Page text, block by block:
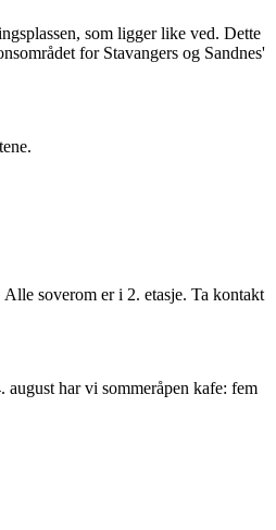
som ligger like ved. Dette
for Stavangers og Sandnes'
soverom er i 2. etasje. Ta kontakt
har vi sommeråpen kafe: fem